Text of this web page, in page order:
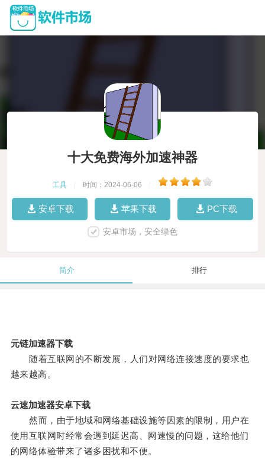
十大免费海外加速神器
工具 时间：2024-06-06
安卓下载 苹果下载 PC下载
安卓市场，安全绿色
简介 排行
元链加速器下载
随着互联网的不断发展，人们对网络连接速度的要求也
越来越高。
云速加速器安卓下载
然而，由于地域和网络基础设施等因素的限制，用户在
使用互联网时经常会遇到延迟高、网速慢的问题，这给他们
的网络体验带来了诸多困扰和不便。